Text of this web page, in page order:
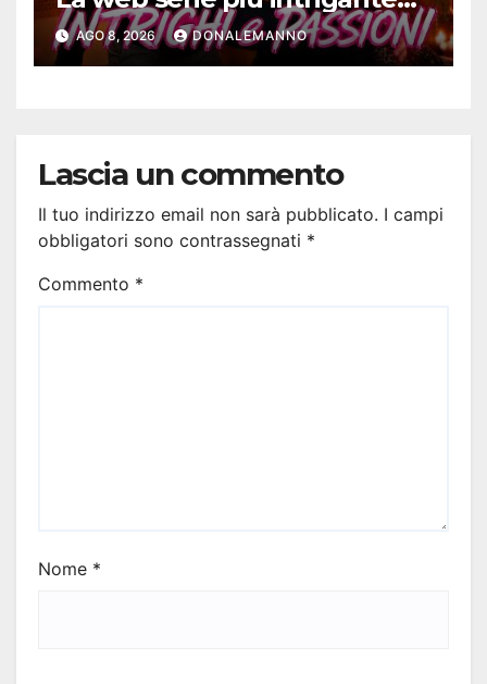
d’Italia |
#ConfessionalePodcast 295
AGO 8, 2026 DONALEMANNO
Lascia un commento
Il tuo indirizzo email non sarà pubblicato. I campi
obbligatori sono contrassegnati *
Commento *
Nome *